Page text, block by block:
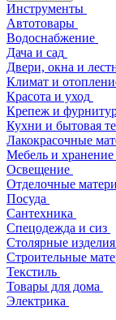
Инструменты
Автотовары
Водоснабжение
Дача и сад
Двери, окна и
Климат и
Красота и уход
Крепеж и
Кухни и бытовая
Лакокрасочные
Мебель и хранение
Освещение
Отделочные
Посуда
Сантехника
Спецодежда и сиз
Столярные изделия
Строительные
Текстиль
Товары для дома
Электрика